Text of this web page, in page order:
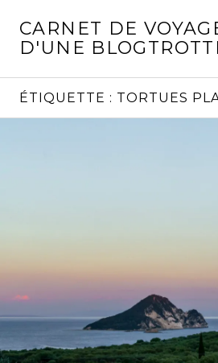
contenu
CARNET DE
D'UNE
ÉTIQUETTE : TORTUES